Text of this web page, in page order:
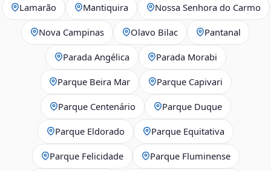
Lamarão Mantiquira Nossa Senhora do Carmo
Nova Campinas Olavo Bilac Pantanal
Parada Angélica Parada Morabi
Parque Beira Mar Parque Capivari
Parque Centenário Parque Duque
Parque Eldorado Parque Equitativa
Parque Felicidade Parque Fluminense